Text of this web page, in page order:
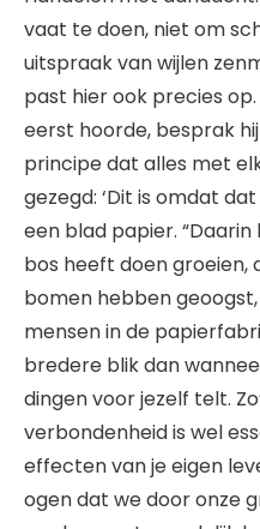
vaat te doen, niet om
uitspraak van wijlen
past hier ook precies
eerst hoorde, besprak
principe dat alles met
gezegd: ‘Dit is omdat
een blad papier.
bos heeft doen groeien,
bomen hebben
mensen in de
bredere blik dan
dingen voor jezelf telt.
verbondenheid is wel
effecten van je eigen
ogen dat we door onze